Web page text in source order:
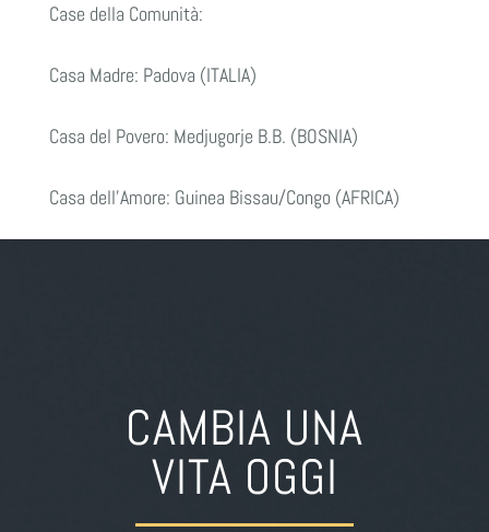
Case della Comunità:
Casa Madre: Padova (ITALIA)
Casa del Povero: Medjugorje B.B. (BOSNIA)
Casa dell’Amore: Guinea Bissau/Congo (AFRICA)
CAMBIA UNA
VITA OGGI